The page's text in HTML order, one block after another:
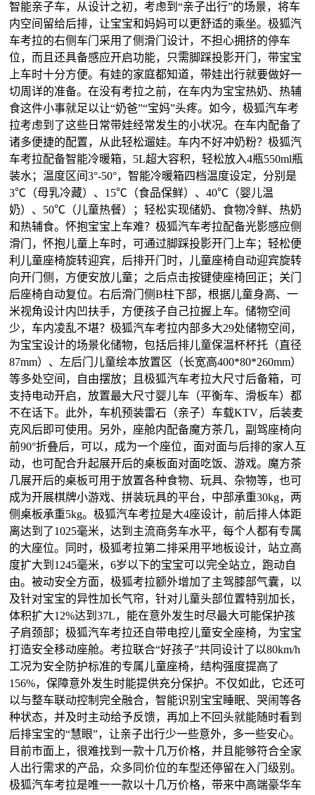
智能亲子车，从设计之初，考虑到“亲子出行”的场景，将车
内空间留给后排，让宝宝和妈妈可以更舒适的乘坐。极狐汽
车考拉的右侧车门采用了侧滑门设计，不担心拥挤的停车
位，而且还具备感应开启功能，只需脚踩投影开门，带宝宝
上车时十分方便。有娃的家庭都知道，带娃出行就要做好一
切周详的准备。在没有考拉之前，在车内为宝宝热奶、热辅
食这件小事就足以让“奶爸”“宝妈”头疼。如今，极狐汽车考
拉考虑到了这些日常带娃经常发生的小状况。在车内配备了
诸多便捷的配置，从此轻松遛娃。车内不好冲奶粉？极狐汽
车考拉配备智能冷暖箱，5L超大容积，轻松放入4瓶550ml瓶
装水；温度区间3°-50°，智能冷暖箱四档温度设定，分别是
3℃（母乳冷藏）、15℃（食品保鲜）、40℃（婴儿温
奶）、50℃（儿童热餐）；轻松实现储奶、食物冷鲜、热奶
和热辅食。怀抱宝宝上车难？极狐汽车考拉配备光影感应侧
滑门，怀抱儿童上车时，可通过脚踩投影开门上车；轻松便
利儿童座椅旋转迎宾，后排开门时，儿童座椅自动迎宾旋转
向开门侧，方便安放儿童；之后点击按键使座椅回正；关门
后座椅自动复位。右后滑门侧B柱下部，根据儿童身高、一
米视角设计内凹扶手，方便孩子自己拉握上车。储物空间
少，车内凌乱不堪？极狐汽车考拉内部多大29处储物空间，
为宝宝设计的场景化储物，包括后排儿童保温杯杯托（直径
87mm）、左后门儿童绘本放置区（长宽高400*80*260mm）
等多处空间，自由摆放；且极狐汽车考拉大尺寸后备箱，可
支持电动开启，放置最大尺寸婴儿车（平衡车、滑板车）都
不在话下。此外，车机预装雷石（亲子）车载KTV，后装麦
克风后即可使用。另外，座舱内配备魔方茶几，副驾座椅向
前90°折叠后，可以，成为一个座位，面对面与后排的家人互
动，也可配合升起展开后的桌板面对面吃饭、游戏。魔方茶
几展开后的桌板可用于放置各种食物、玩具、杂物等，也可
成为开展棋牌小游戏、拼装玩具的平台，中部承重30kg，两
侧桌板承重5kg。极狐汽车考拉是大4座设计，前后排人体距
离达到了1025毫米，达到主流商务车水平，每个人都有专属
的大座位。同时，极狐考拉第二排采用平地板设计，站立高
度扩大到1245毫米，6岁以下的宝宝可以完全站立，跑动自
由。被动安全方面，极狐考拉额外增加了主驾膝部气囊，以
及针对宝宝的异性加长气帘，针对儿童头部位置特别加长，
体积扩大12%达到37L，能在意外发生时尽最大可能保护孩
子肩颈部；极狐汽车考拉还自带电控儿童安全座椅，为宝宝
打造安全移动座舱。考拉联合“好孩子”共同设计了以80km/h
工况为安全防护标准的专属儿童座椅，结构强度提高了
156%，保障意外发生时能提供充分保护。不仅如此，它还可
以与整车联动控制完全融合，智能识别宝宝睡眠、哭闹等各
种状态，并及时主动给予反馈，再加上不回头就能随时看到
后排宝宝的“慧眼”，让亲子出行少一些意外，多一些安心。
目前市面上，很难找到一款十几万价格，并且能够符合全家
人出行需求的产品，众多同价位的车型还停留在入门级别。
极狐汽车考拉是唯一一款以十几万价格，带来中高端豪华车